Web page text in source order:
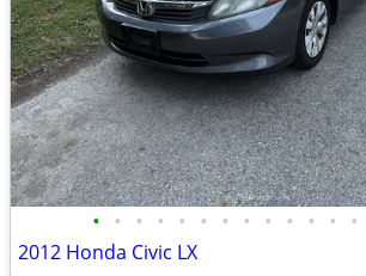
• • • • • • • • • • • • •
2012 Honda Civic LX